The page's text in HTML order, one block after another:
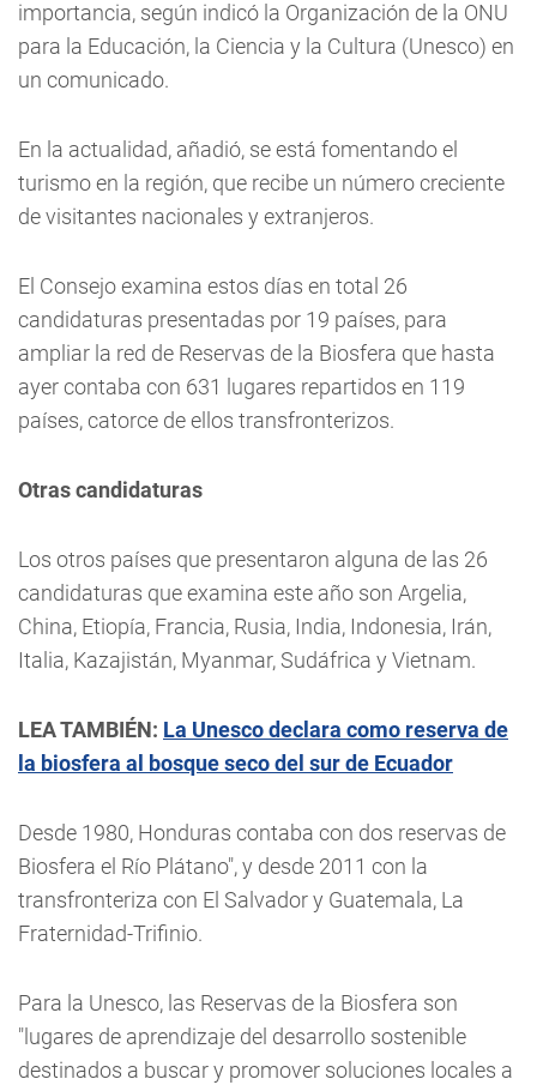
importancia, según indicó la Organización de la ONU
para la Educación, la Ciencia y la Cultura (Unesco) en
un comunicado.
En la actualidad, añadió, se está fomentando el
turismo en la región, que recibe un número creciente
de visitantes nacionales y extranjeros.
El Consejo examina estos días en total 26
candidaturas presentadas por 19 países, para
ampliar la red de Reservas de la Biosfera que hasta
ayer contaba con 631 lugares repartidos en 119
países, catorce de ellos transfronterizos.
Otras candidaturas
Los otros países que presentaron alguna de las 26
candidaturas que examina este año son Argelia,
China, Etiopía, Francia, Rusia, India, Indonesia, Irán,
Italia, Kazajistán, Myanmar, Sudáfrica y Vietnam.
LEA TAMBIÉN: La Unesco declara como reserva de
la biosfera al bosque seco del sur de Ecuador
Desde 1980, Honduras contaba con dos reservas de
Biosfera el Río Plátano", y desde 2011 con la
transfronteriza con El Salvador y Guatemala, La
Fraternidad-Trifinio.
Para la Unesco, las Reservas de la Biosfera son
"lugares de aprendizaje del desarrollo sostenible
destinados a buscar y promover soluciones locales a